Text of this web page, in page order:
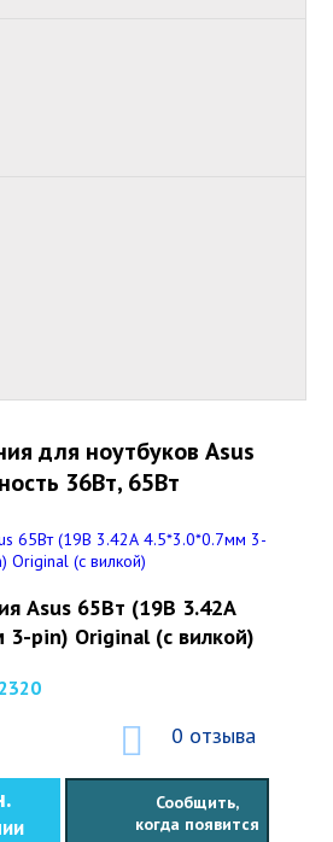
для ноутбуков Asus
36Вт, 65Вт
Asus 65Вт (19В 3.42А
3-pin) Original (с вилкой)
0 отзыва
Сообщить,
когда появится